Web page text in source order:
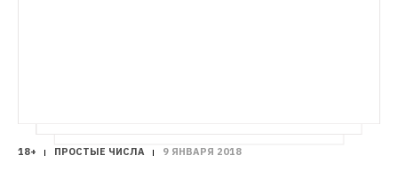
18+ ПРОСТЫЕ ЧИСЛА 9 ЯНВАРЯ 2018